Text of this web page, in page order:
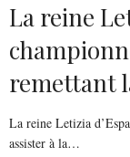
La reine
remettant
La reine Letizia
assister à la…